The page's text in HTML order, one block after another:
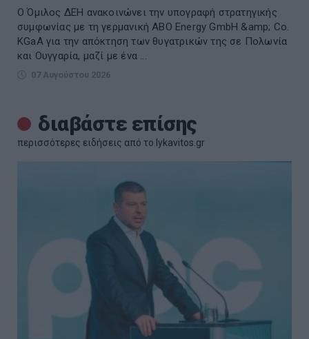
Ο Όμιλος ΔΕΗ ανακοινώνει την υπογραφή στρατηγικής
συμφωνίας με τη γερμανική ABO Energy GmbH &amp; Co.
KGaA για την απόκτηση των θυγατρικών της σε Πολωνία
και Ουγγαρία, μαζί με ένα ...
07 Αυγούστου 2026
διαβάστε επίσης
περισσότερες ειδήσεις από το lykavitos.gr